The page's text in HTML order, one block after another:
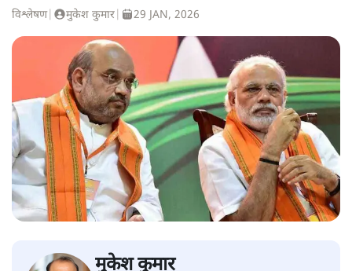
विश्लेषण| मुकेश कुमार 29 JAN, 2026
मुकेश कुमार